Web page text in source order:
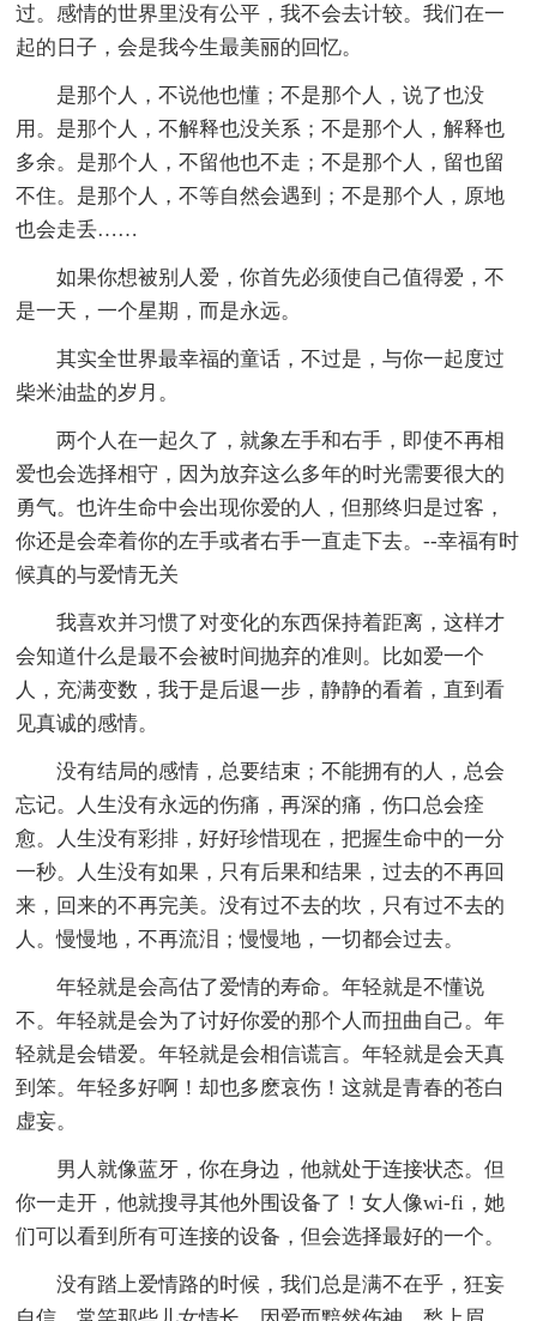
过。感情的世界里没有公平，我不会去计较。我们在一
起的日子，会是我今生最美丽的回忆。
是那个人，不说他也懂；不是那个人，说了也没
用。是那个人，不解释也没关系；不是那个人，解释也
多余。是那个人，不留他也不走；不是那个人，留也留
不住。是那个人，不等自然会遇到；不是那个人，原地
也会走丢……
如果你想被别人爱，你首先必须使自己值得爱，不
是一天，一个星期，而是永远。
其实全世界最幸福的童话，不过是，与你一起度过
柴米油盐的岁月。
两个人在一起久了，就象左手和右手，即使不再相
爱也会选择相守，因为放弃这么多年的时光需要很大的
勇气。也许生命中会出现你爱的人，但那终归是过客，
你还是会牵着你的左手或者右手一直走下去。--幸福有时
候真的与爱情无关
我喜欢并习惯了对变化的东西保持着距离，这样才
会知道什么是最不会被时间抛弃的准则。比如爱一个
人，充满变数，我于是后退一步，静静的看着，直到看
见真诚的感情。
没有结局的感情，总要结束；不能拥有的人，总会
忘记。人生没有永远的伤痛，再深的痛，伤口总会痊
愈。人生没有彩排，好好珍惜现在，把握生命中的一分
一秒。人生没有如果，只有后果和结果，过去的不再回
来，回来的不再完美。没有过不去的坎，只有过不去的
人。慢慢地，不再流泪；慢慢地，一切都会过去。
年轻就是会高估了爱情的寿命。年轻就是不懂说
不。年轻就是会为了讨好你爱的那个人而扭曲自己。年
轻就是会错爱。年轻就是会相信谎言。年轻就是会天真
到笨。年轻多好啊！却也多麽哀伤！这就是青春的苍白
虚妄。
男人就像蓝牙，你在身边，他就处于连接状态。但
你一走开，他就搜寻其他外围设备了！女人像wi-fi，她
们可以看到所有可连接的设备，但会选择最好的一个。
没有踏上爱情路的时候，我们总是满不在乎，狂妄